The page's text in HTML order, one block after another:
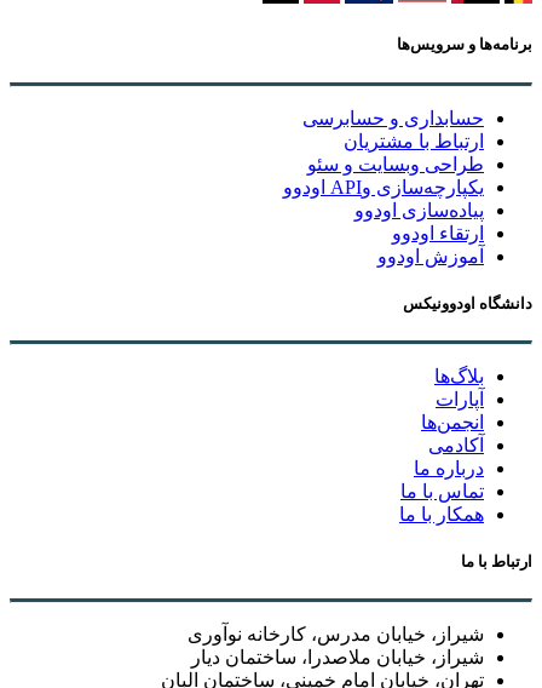
برنامه‌ها و سرویس‌ها
حسابداری و حسابرسی
ارتباط با مشتریان
طراحی وبسایت و سئو
یکپارچه‌سازی وAPI اودوو
پیاده‌سازی اودوو
ارتقاء اودوو
آموزش اودوو
دانشگاه اودوونیکس
بلاگ‌ها
آپارات
انجمن‌ها
آکادمی
درباره ما
تماس با ما
همکار با ما
ارتباط با ما
شیراز، خیابان مدرس، کارخانه نوآوری
شیراز، خیابان ملاصدرا، ساختمان دیار
تهران، خیابان امام خمینی، ساختمان البان